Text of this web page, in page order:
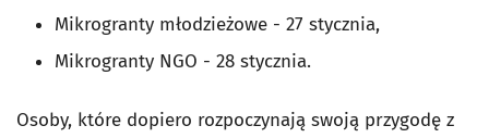
Mikrogranty młodzieżowe - 27 stycznia,
Mikrogranty NGO - 28 stycznia.
Osoby, które dopiero rozpoczynają swoją przygodę z